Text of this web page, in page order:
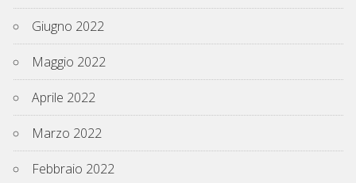
Giugno 2022
Maggio 2022
Aprile 2022
Marzo 2022
Febbraio 2022